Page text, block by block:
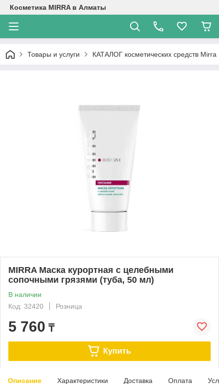
Косметика MIRRA в Алматы
Товары и услуги КАТАЛОГ косметических средств Mirra
MIRRA Маска курортная с целебными
сопочными грязями (туба, 50 мл)
В наличии
Код: 32420
Розница
5 760 ₸
Купить
Описание Характеристики Доставка Оплата